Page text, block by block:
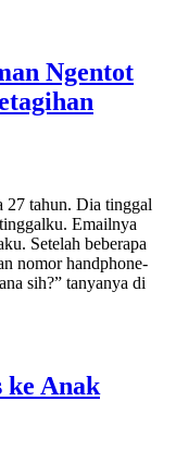
Ngentot
27 tahun. Dia tinggal
Emailnya
Setelah beberapa
nomor handphone-
sih?” tanyanya di
Anak